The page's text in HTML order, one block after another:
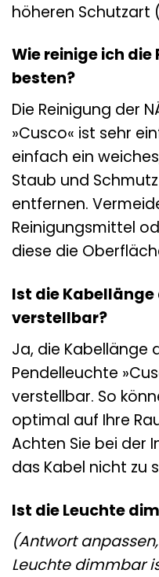
höheren Schutzart
Wie reinige ich
besten?
Die Reinigung der
»Cusco« ist sehr
einfach ein
Staub und
entfernen.
Reinigungsmittel
diese die
Ist die
verstellbar?
Ja, die Kabellänge
Pendelleuchte
verstellbar. So
optimal auf Ihre
Achten Sie bei der
das Kabel nicht zu
Ist die Leuchte
(Antwort
Leuchte dimmbar